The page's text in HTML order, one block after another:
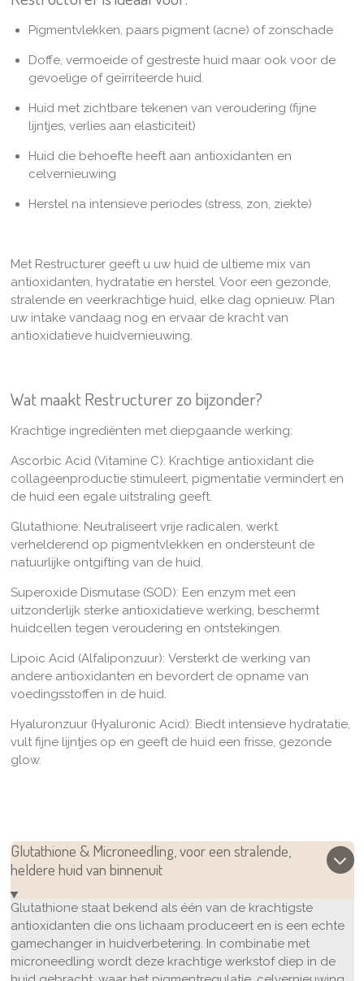
Pigmentvlekken, paars pigment (acne) of zonschade
Doffe, vermoeide of gestreste huid maar ook voor de
gevoelige of geïrriteerde huid.
Huid met zichtbare tekenen van veroudering (fijne
lijntjes, verlies aan elasticiteit)
Huid die behoefte heeft aan antioxidanten en
celvernieuwing
Herstel na intensieve periodes (stress, zon, ziekte)
Met Restructurer geeft u uw huid de ultieme mix van
antioxidanten, hydratatie en herstel. Voor een gezonde,
stralende en veerkrachtige huid, elke dag opnieuw. Plan
uw intake vandaag nog en ervaar de kracht van
antioxidatieve huidvernieuwing.
Wat maaktRestructurerzo bijzonder?
Krachtige ingrediënten met diepgaande werking:
Ascorbic Acid (Vitamine C): Krachtige antioxidant die
collageenproductie stimuleert, pigmentatie vermindert en
de huid een egale uitstraling geeft.
Glutathione: Neutraliseert vrije radicalen, werkt
verhelderend op pigmentvlekken en ondersteunt de
natuurlijke ontgifting van de huid.
Superoxide Dismutase (SOD): Een enzym met een
uitzonderlijk sterke antioxidatieve werking, beschermt
huidcellen tegen veroudering en ontstekingen.
Lipoic Acid (Alfaliponzuur): Versterkt de werking van
andere antioxidanten en bevordert de opname van
voedingsstoffen in de huid.
Hyaluronzuur (Hyaluronic Acid): Biedt intensieve hydratatie,
vult fijne lijntjes op en geeft de huid een frisse, gezonde
glow.
Glutathione & Microneedling, voor een stralende,
heldere huid van binnenuit
Glutathione staat bekend als één van de krachtigste
antioxidanten die ons lichaam produceert en is een echte
gamechanger in huidverbetering. In combinatie met
microneedling wordt deze krachtige werkstof diep in de